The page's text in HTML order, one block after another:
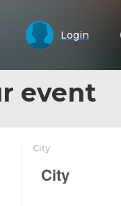
Login
event
City
City